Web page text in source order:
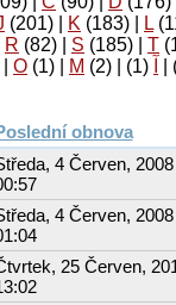
(201) K (183) L
R (82) S (185) T
Ο (1) М (2)
(1)
obnova
4 Červen,
4 Červen,
25 Červen,